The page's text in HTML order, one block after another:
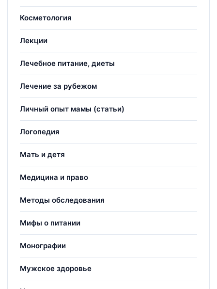
Косметология
Лекции
Лечебное питание, диеты
Лечение за рубежом
Личный опыт мамы (статьи)
Логопедия
Мать и детя
Медицина и право
Методы обследования
Мифы о питании
Монографии
Мужское здоровье